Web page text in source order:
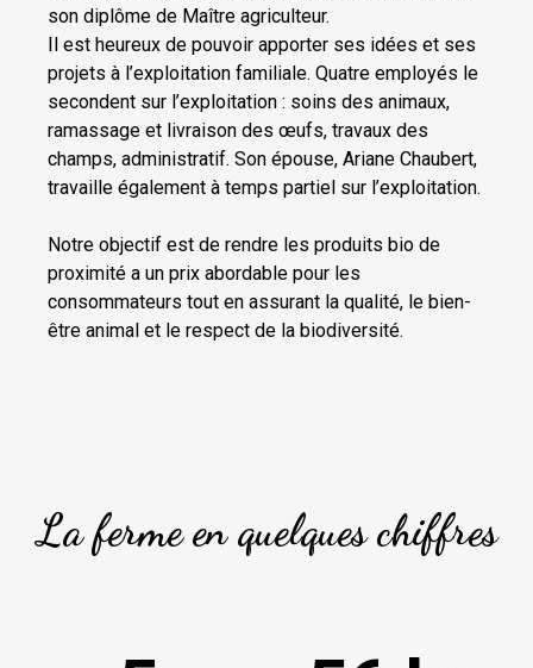
son diplôme de Maître agriculteur.
Il est heureux de pouvoir apporter ses idées et ses
projets à l’exploitation familiale. Quatre employés le
secondent sur l’exploitation : soins des animaux,
ramassage et livraison des œufs, travaux des
champs, administratif. Son épouse, Ariane Chaubert,
travaille également à temps partiel sur l’exploitation.
Notre objectif est de rendre les produits bio de
proximité a un prix abordable pour les
consommateurs tout en assurant la qualité, le bien-
être animal et le respect de la biodiversité.
La ferme en quelques chiffres